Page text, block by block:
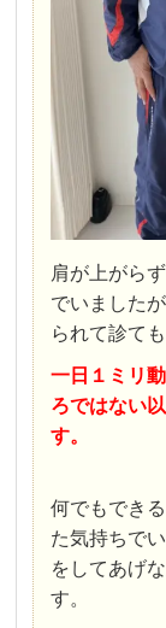
肩が上がら
でいました
られて診て
一日１ミリ
ろではない
す。
何でもでき
た気持ちで
をしてあげ
す。